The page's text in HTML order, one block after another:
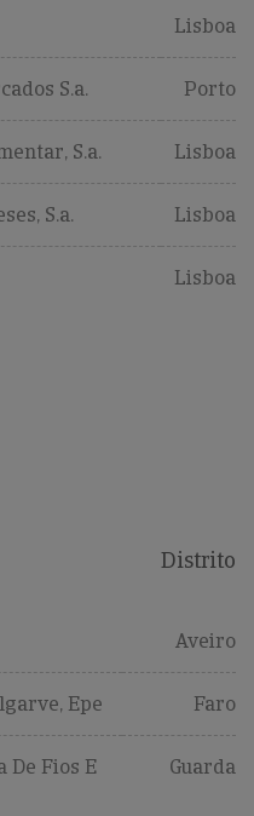
Lisboa
S.a. Porto
S.a. Lisboa
S.a. Lisboa
Lisboa
Distrito
Aveiro
Epe Faro
De Fios E
Guarda